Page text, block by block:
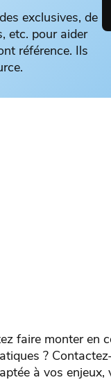
exclusives, de
etc. pour aider
référence. Ils
faire monter en
?
à vos enjeux,